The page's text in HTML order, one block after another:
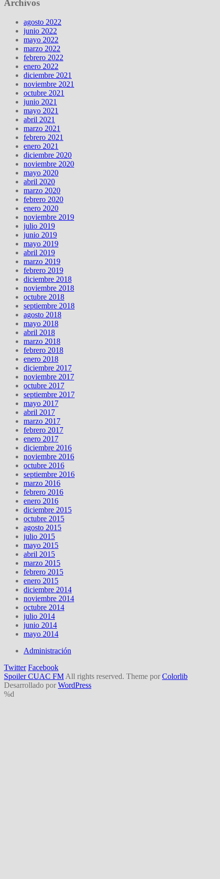
Archivos
agosto 2022
junio 2022
mayo 2022
marzo 2022
febrero 2022
enero 2022
diciembre 2021
noviembre 2021
octubre 2021
junio 2021
mayo 2021
abril 2021
marzo 2021
febrero 2021
enero 2021
diciembre 2020
noviembre 2020
mayo 2020
abril 2020
marzo 2020
febrero 2020
enero 2020
noviembre 2019
julio 2019
junio 2019
mayo 2019
abril 2019
marzo 2019
febrero 2019
diciembre 2018
noviembre 2018
octubre 2018
septiembre 2018
agosto 2018
mayo 2018
abril 2018
marzo 2018
febrero 2018
enero 2018
diciembre 2017
noviembre 2017
octubre 2017
septiembre 2017
mayo 2017
abril 2017
marzo 2017
febrero 2017
enero 2017
diciembre 2016
noviembre 2016
octubre 2016
septiembre 2016
marzo 2016
febrero 2016
enero 2016
diciembre 2015
octubre 2015
agosto 2015
julio 2015
mayo 2015
abril 2015
marzo 2015
febrero 2015
enero 2015
diciembre 2014
noviembre 2014
octubre 2014
julio 2014
junio 2014
mayo 2014
Administración
Twitter Facebook
Spoiler CUAC FM All rights reserved. Theme por Colorlib
Desarrollado por WordPress
%d